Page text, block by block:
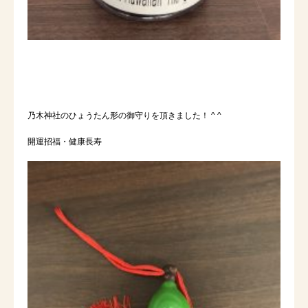
乃木神社のひょうたん形の御守りを頂きました！ ^ ^
開運招福・健康長寿